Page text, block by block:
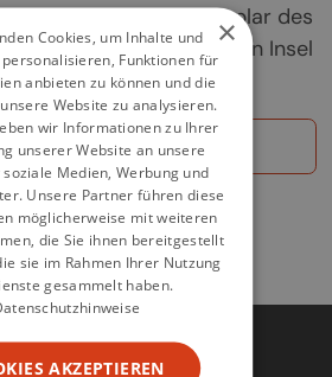
Chance auf ein Exemplar des
Kochbuchs „Von Insel
×
Cookies, um Inhalte und
Funktionen für
anbieten zu können und die
Website zu analysieren.
wir Informationen zu Ihrer
unserer Website an unsere
Medien, Werbung und
Unsere Partner führen diese
möglicherweise mit weiteren
die Sie ihnen bereitgestellt
sie im Rahmen Ihrer Nutzung
gesammelt haben.
AKZEPTIEREN